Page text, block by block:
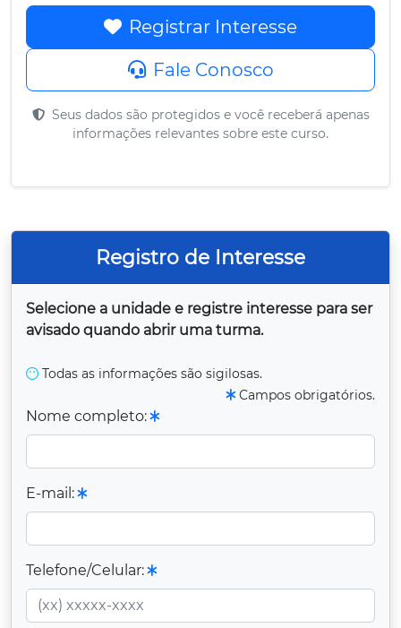
Registrar Interesse
Fale Conosco
Seus dados são protegidos e você receberá apenas
informações relevantes sobre este curso.
Registro de Interesse
Selecione a unidade e registre interesse para ser
avisado quando abrir uma turma.
Todas as informações são sigilosas.
Campos obrigatórios.
Nome completo:
E-mail:
Telefone/Celular: